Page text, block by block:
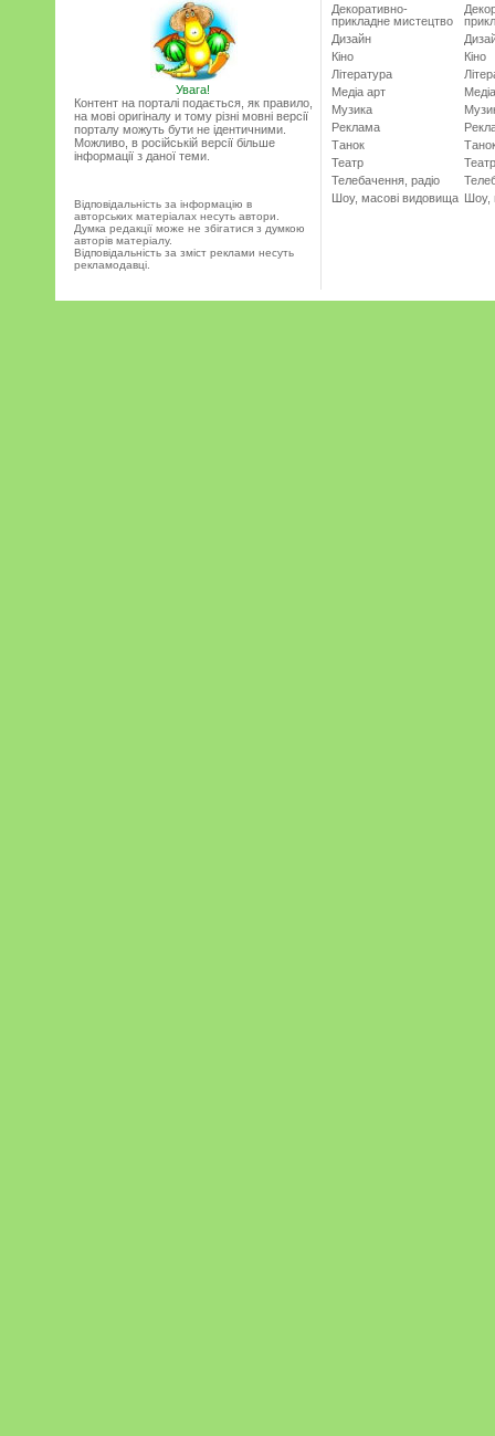
Увага!
Контент на порталі подається, як правило,
на мові оригіналу и тому різні мовні версії
порталу можуть бути не ідентичними.
Можливо, в російській версії більше
інформації з даної теми.
Відповідальність за інформацію в
авторських матеріалах несуть автори.
Думка редакції може не збігатися з думкою
авторів матеріалу.
Відповідальність за зміст реклами несуть
рекламодавці.
Декоративно-
прикладне мистецтво
Дизайн
Кіно
Література
Медіа арт
Музика
Реклама
Танок
Театр
Телебачення, радіо
Шоу, масові видовища
Кіно
Театр
Шоу,